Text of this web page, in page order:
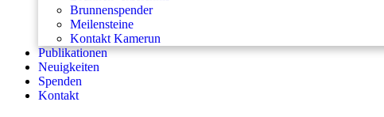
Brunnenspender
Meilensteine
Kontakt Kamerun
Publikationen
Neuigkeiten
Spenden
Kontakt